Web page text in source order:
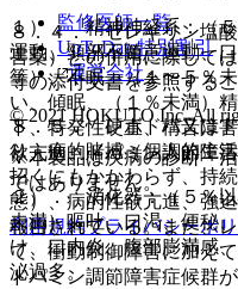
８．４． セレギリン塩
害薬）との併用に際して
等の添付文書を参照するこ
８．５． レボドパ又は
り、病的賭博（個人的生
招くにもかかわらず、持
態）、病的性欲亢進、強
報告されている。また、
て、衝動制御障害に加え
ドパミン調節障害症候群
１）． 精神神経系：（
運動、頸部不随意運動、
等）、不眠、（１〜５％
い、傾眠、（１％未満）
下、特発性硬直、構音障
欲亢進、ドパミン調節障
２）． 消化器：（５％
未満）嘔吐、口渇、便秘
け、口内炎、腹部膨満感
泌過多。
監修医師一覧
UpToDate特別割引
運営会社
© 2021 HOKUTO Inc. All
※本製品は疾病の診断・
ではありません。
利用規約プライバシーポ